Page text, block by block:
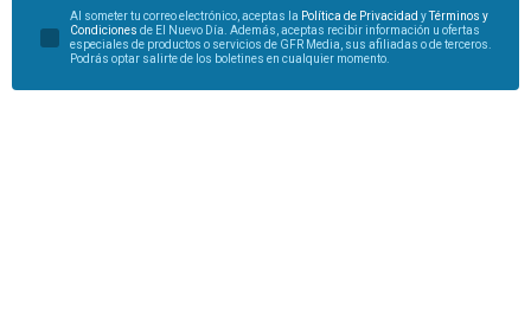
Al someter tu correo electrónico, aceptas la Política de Privacidad yTérminos y
Condiciones de El Nuevo Día. Además, aceptas recibir información u ofertas
especiales de productos o servicios de GFR Media, sus afiliadas o de terceros.
Podrás optar salirte de los boletines en cualquier momento.